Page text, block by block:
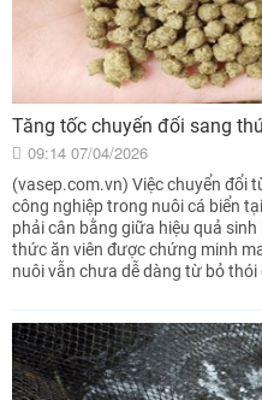
Tăng tốc chuyển đổi sang
09:14 07/04/2026
(vasep.com.vn) Việc chuyển đổi
công nghiệp trong nuôi cá biển
phải cân bằng giữa hiệu quả
thức ăn viên được chứng minh
nuôi vẫn chưa dễ dàng từ bỏ